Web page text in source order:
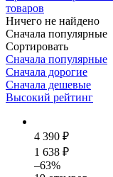
товаров
Ничего не найдено
Сначала популярные
Сортировать
Сначала популярные
Сначала дорогие
Сначала дешевые
Высокий рейтинг
4 390 ₽
1 638 ₽
–63%